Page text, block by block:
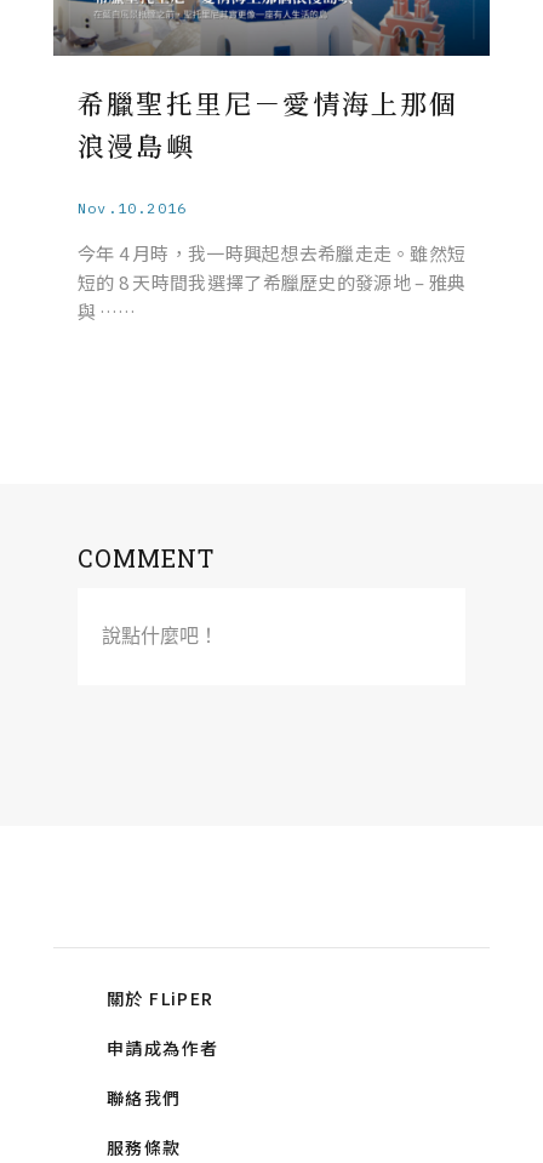
希臘聖托里尼－愛情海上那個
浪漫島嶼
Nov.10.2016
今年 4 月時，我一時興起想去希臘走走。雖然短
短的 8 天時間我選擇了希臘歷史的發源地 – 雅典
與 ……
COMMENT
說點什麼吧！
關於 FLiPER
申請成為作者
聯絡我們
服務條款